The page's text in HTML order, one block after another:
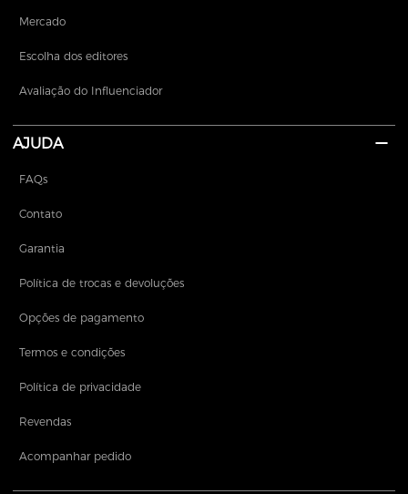
Mercado
Escolha dos editores
Avaliação do Influenciador
AJUDA
FAQs
Contato
Garantia
Política de trocas e devoluções
Opções de pagamento
Termos e condições
Política de privacidade
Revendas
Acompanhar pedido